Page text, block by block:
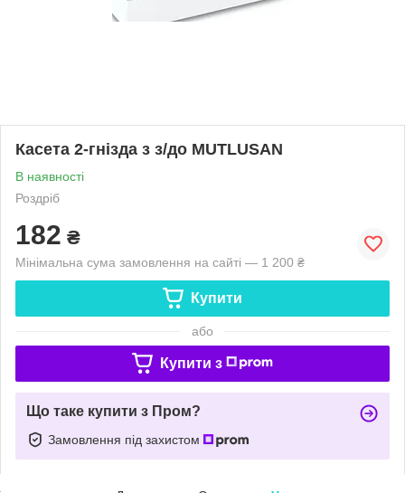
Касета 2-гнізда з з/до MUTLUSAN
В наявності
Роздріб
182 ₴
Мінімальна сума замовлення на сайті — 1 200 ₴
Купити
або
Купити з
Що таке купити з Пром?
Замовлення під захистом